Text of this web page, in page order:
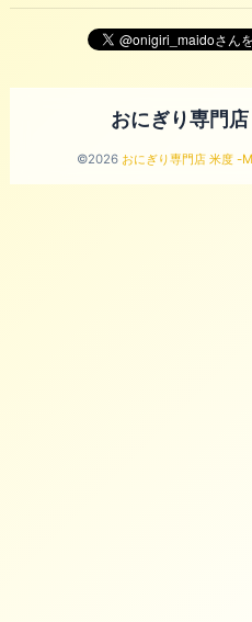
おにぎり専門
©2026 おにぎり専門店 米度 -